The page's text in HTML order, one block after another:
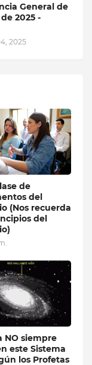
General de
2025 -
2025
de
del
(Nos recuerda
del
NO siempre
este Sistema
los Profetas